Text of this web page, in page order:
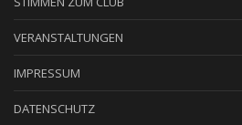
VERANSTALTUNGEN
IMPRESSUM
DATENSCHUTZ